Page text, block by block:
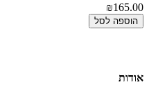
₪165.00
הוספה לסל
אודות